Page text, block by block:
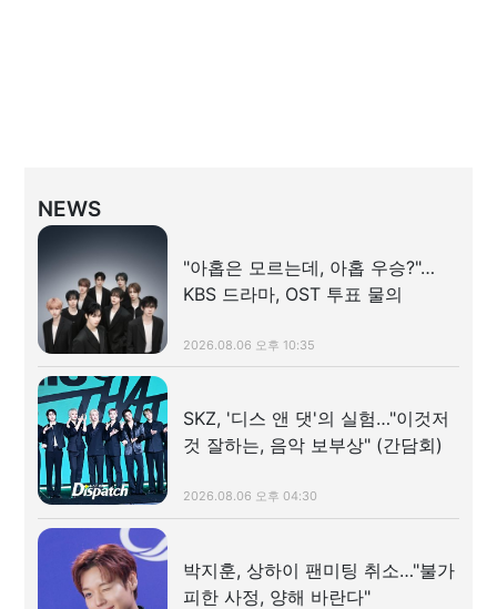
NEWS
"아홉은 모르는데, 아홉 우승?"…
KBS 드라마, OST 투표 물의
2026.08.06 오후 10:35
SKZ, '디스 앤 댓'의 실험…"이것저
것 잘하는, 음악 보부상" (간담회)
2026.08.06 오후 04:30
박지훈, 상하이 팬미팅 취소…"불가
피한 사정, 양해 바란다"